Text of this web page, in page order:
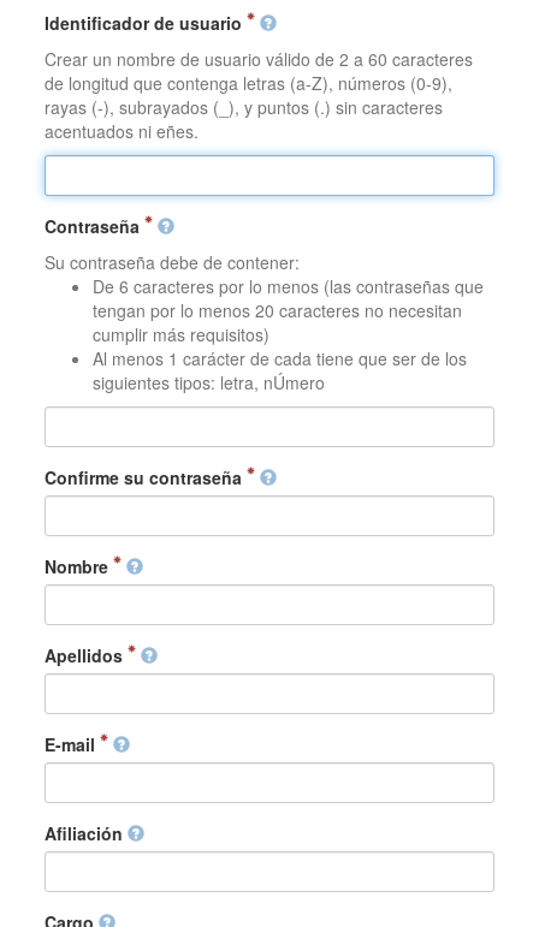
Identificador de usuario
Crear un nombre de usuario válido de 2 a 60 caracteres
de longitud que contenga letras (a-Z), números (0-9),
rayas (-), subrayados (_), y puntos (.) sin caracteres
acentuados ni eñes.
Contraseña
Su contraseña debe de contener:
De 6 caracteres por lo menos (las contraseñas que
tengan por lo menos 20 caracteres no necesitan
cumplir más requisitos)
Al menos 1 carácter de cada tiene que ser de los
siguientes tipos: letra, nÚmero
Confirme su contraseña
Nombre
Apellidos
E-mail
Afiliación
Cargo